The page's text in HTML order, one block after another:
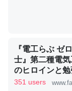
昆虫ってカルシ
コオロギのカル
─ニュース :: 【研
『電工らぶ ゼ
士』第二種電
のヒロインと
ら“過去問1000
351 users